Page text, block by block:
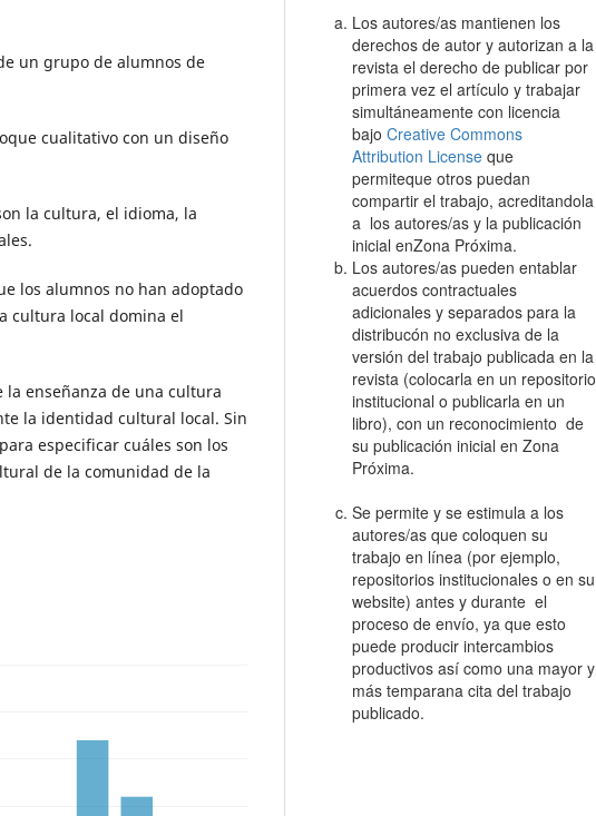
un grupo de alumnos de
cualitativo con un diseño
la cultura, el idioma, la
los alumnos no han adoptado
cultura local domina el
la enseñanza de una cultura
la identidad cultural local. Sin
especificar cuáles son los
de la comunidad de la
Los autores/as mantienen los
derechos de autor y autorizan a la
revista el derecho de publicar por
primera vez el artículo y trabajar
simultáneamente con licencia
bajoCreative Commons
Attribution License que
permiteque otros puedan
compartir el trabajo, acreditandola
a los autores/as y la publicación
inicial enZona Próxima.
Los autores/as pueden entablar
acuerdos contractuales
adicionales y separados para la
distribucón no exclusiva de la
versión del trabajo publicada en la
revista (colocarla en un repositorio
institucional o publicarla en un
libro), con un reconocimiento de
su publicación inicial en Zona
Próxima.
Se permite y se estimula a los
autores/as que coloquen su
trabajo en línea (por ejemplo,
repositorios institucionales o en su
website) antes y durante el
proceso de envío, ya que esto
puede producir intercambios
productivos así como una mayor y
más temparana cita del trabajo
publicado.